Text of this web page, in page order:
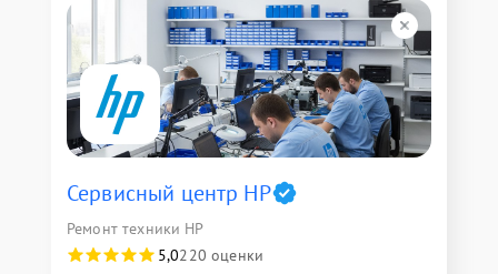
Сервисный центр HP
Ремонт техники HP
5,0220 оценки